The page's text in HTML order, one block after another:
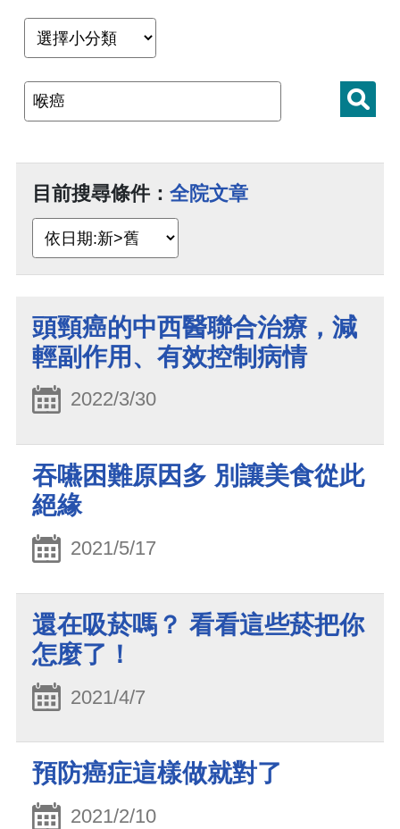
目前搜尋條件： 全院文章
頭頸癌的中西醫聯合治療，減
輕副作用、有效控制病情
2022/3/30
吞嚥困難原因多 別讓美食從此
絕緣
2021/5/17
還在吸菸嗎？ 看看這些菸把你
怎麼了！
2021/4/7
預防癌症這樣做就對了
2021/2/10